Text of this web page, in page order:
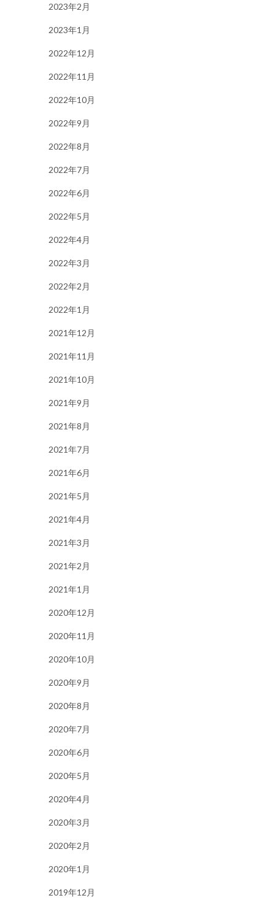
2023年2月
2023年1月
2022年12月
2022年11月
2022年10月
2022年9月
2022年8月
2022年7月
2022年6月
2022年5月
2022年4月
2022年3月
2022年2月
2022年1月
2021年12月
2021年11月
2021年10月
2021年9月
2021年8月
2021年7月
2021年6月
2021年5月
2021年4月
2021年3月
2021年2月
2021年1月
2020年12月
2020年11月
2020年10月
2020年9月
2020年8月
2020年7月
2020年6月
2020年5月
2020年4月
2020年3月
2020年2月
2020年1月
2019年12月